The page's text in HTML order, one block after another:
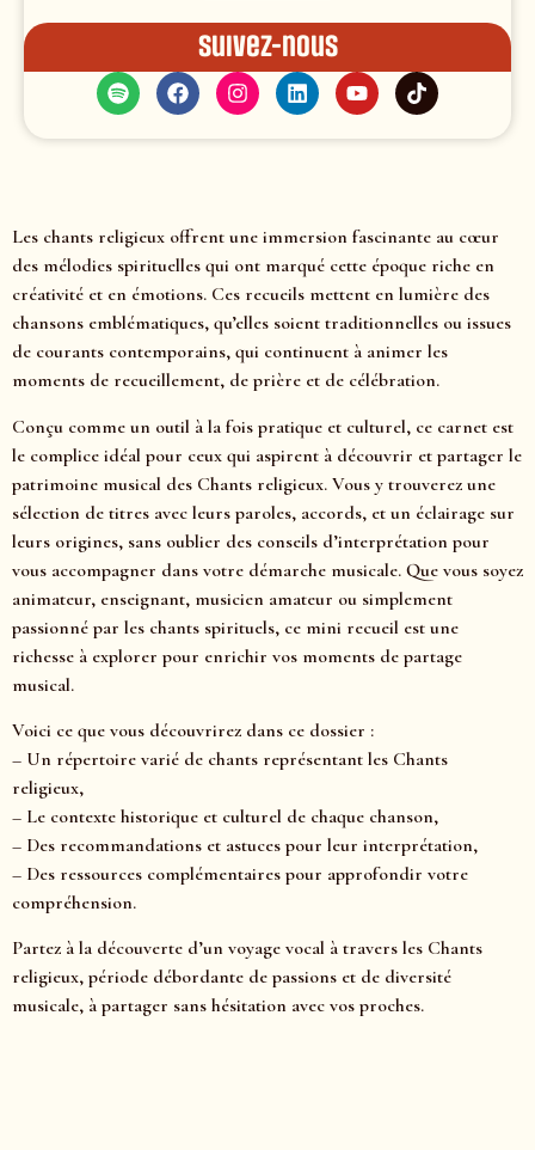
Suivez-nous
Les chants religieux offrent une immersion fascinante au cœur
des mélodies spirituelles qui ont marqué cette époque riche en
créativité et en émotions. Ces recueils mettent en lumière des
chansons emblématiques, qu’elles soient traditionnelles ou issues
de courants contemporains, qui continuent à animer les
moments de recueillement, de prière et de célébration.
Conçu comme un outil à la fois pratique et culturel, ce carnet est
le complice idéal pour ceux qui aspirent à découvrir et partager le
patrimoine musical des Chants religieux. Vous y trouverez une
sélection de titres avec leurs paroles, accords, et un éclairage sur
leurs origines, sans oublier des conseils d’interprétation pour
vous accompagner dans votre démarche musicale. Que vous soyez
animateur, enseignant, musicien amateur ou simplement
passionné par les chants spirituels, ce mini recueil est une
richesse à explorer pour enrichir vos moments de partage
musical.
Voici ce que vous découvrirez dans ce dossier :
– Un répertoire varié de chants représentant les Chants
religieux,
– Le contexte historique et culturel de chaque chanson,
– Des recommandations et astuces pour leur interprétation,
– Des ressources complémentaires pour approfondir votre
compréhension.
Partez à la découverte d’un voyage vocal à travers les Chants
religieux, période débordante de passions et de diversité
musicale, à partager sans hésitation avec vos proches.